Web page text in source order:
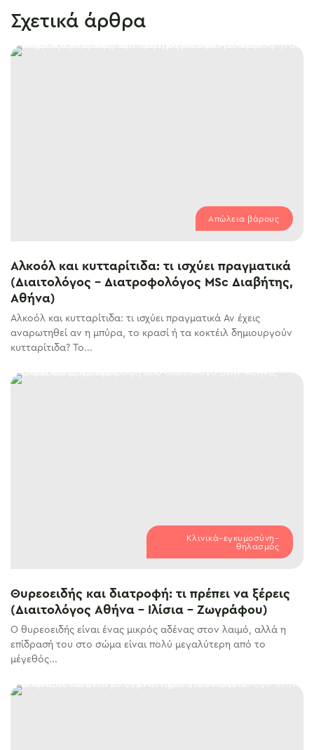
Σχετικά άρθρα
Απώλεια βάρους
Αλκοόλ και κυτταρίτιδα: τι ισχύει πραγματικά
(Διαιτολόγος – Διατροφολόγος MSc Διαβήτης,
Αθήνα)
Αλκοόλ και κυτταρίτιδα: τι ισχύει πραγματικά Αν έχεις
αναρωτηθεί αν η μπύρα, το κρασί ή τα κοκτέιλ δημιουργούν
κυτταρίτιδα? Το...
Κλινικά–εγκυμοσύνη–
θηλασμός
Θυρεοειδής και διατροφή: τι πρέπει να ξέρεις
(Διαιτολόγος Αθήνα – Ιλίσια – Ζωγράφου)
Ο θυρεοειδής είναι ένας μικρός αδένας στον λαιμό, αλλά η
επίδρασή του στο σώμα είναι πολύ μεγαλύτερη από το
μέγεθός...